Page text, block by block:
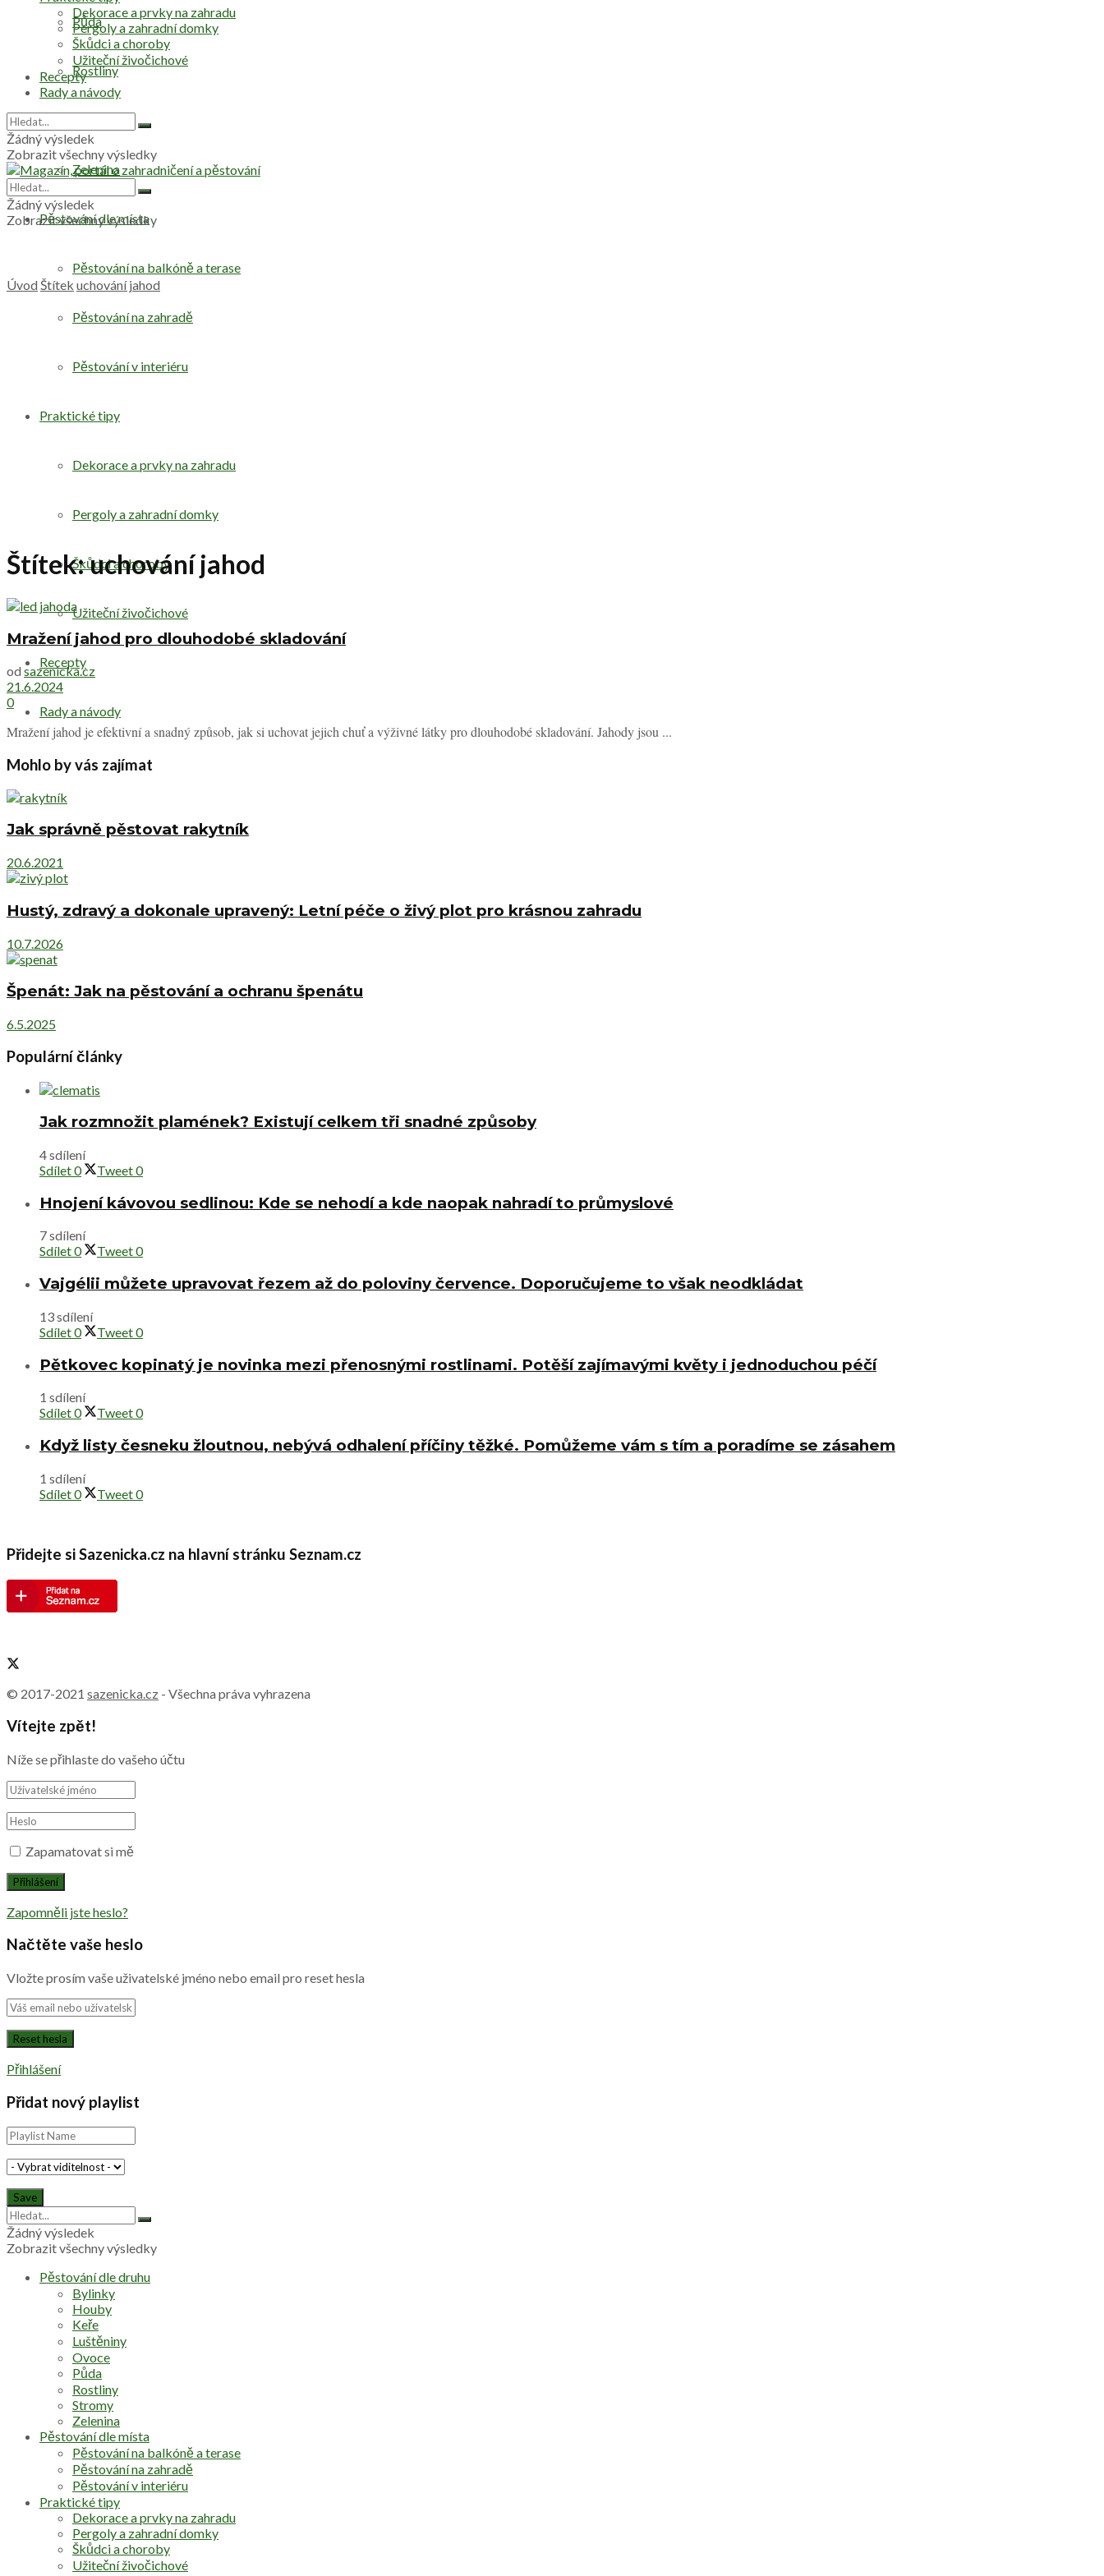
Půda
Rostliny
Zelenina
Pěstování dle místa
Pěstování na balkóně a terase
Pěstování na zahradě
Pěstování v interiéru
Praktické tipy
Dekorace a prvky na zahradu
Pergoly a zahradní domky
Škůdci a choroby
Užiteční živočichové
Recepty
Rady a návody
Dekorace a prvky na zahradu
Pergoly a zahradní domky
Škůdci a choroby
Užiteční živočichové
Recepty
Rady a návody
Žádný výsledek
Zobrazit všechny výsledky
Žádný výsledek
Zobrazit všechny výsledky
Úvod Štítek uchování jahod
Štítek:uchování jahod
Mražení jahod pro dlouhodobé skladování
od sazenicka.cz
21.6.2024
0
Mražení jahod je efektivní a snadný způsob, jak si uchovat jejich chuť a výživné látky pro dlouhodobé skladování. Jahody jsou ...
Mohlo by vás zajímat
Jak správně pěstovat rakytník
20.6.2021
Hustý, zdravý a dokonale upravený: Letní péče o živý plot pro krásnou zahradu
10.7.2026
Špenát: Jak na pěstování a ochranu špenátu
6.5.2025
Populární články
Jak rozmnožit plamének? Existují celkem tři snadné způsoby
4 sdílení
Sdílet0 Tweet0
Hnojení kávovou sedlinou: Kde se nehodí a kde naopak nahradí to průmyslové
7 sdílení
Sdílet0 Tweet0
Vajgélii můžete upravovat řezem až do poloviny července. Doporučujeme to však neodkládat
13 sdílení
Sdílet0 Tweet0
Pětkovec kopinatý je novinka mezi přenosnými rostlinami. Potěší zajímavými květy i jednoduchou péčí
1 sdílení
Sdílet0 Tweet0
Když listy česneku žloutnou, nebývá odhalení příčiny těžké. Pomůžeme vám s tím a poradíme se zásahem
1 sdílení
Sdílet0 Tweet0
Přidejte si Sazenicka.cz na hlavní stránku Seznam.cz
© 2017-2021 sazenicka.cz - Všechna práva vyhrazena
Vítejte zpět!
Níže se přihlaste do vašeho účtu
Zapamatovat si mě
Zapomněli jste heslo?
Načtěte vaše heslo
Vložte prosím vaše uživatelské jméno nebo email pro reset hesla
Přihlášení
Přidat nový playlist
Žádný výsledek
Zobrazit všechny výsledky
Pěstování dle druhu
Bylinky
Houby
Keře
Luštěniny
Ovoce
Půda
Rostliny
Stromy
Zelenina
Pěstování dle místa
Pěstování na balkóně a terase
Pěstování na zahradě
Pěstování v interiéru
Praktické tipy
Dekorace a prvky na zahradu
Pergoly a zahradní domky
Škůdci a choroby
Užiteční živočichové